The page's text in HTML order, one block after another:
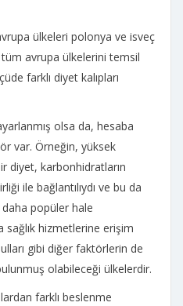
ülkeleri polonya ve isveç
avrupa ülkelerini temsil
farklı diyet kalıpları
olsa da, hesaba
var. Örneğin, yüksek
diyet, karbonhidratların
ile bağlantılıydı ve bu da
popüler hale
sağlık hizmetlerine erişim
gibi diğer faktörlerin de
olabileceği ülkelerdir.
farklı beslenme